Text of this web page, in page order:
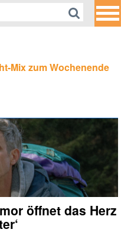
Mix zum Wochenende
öffnet das Herz